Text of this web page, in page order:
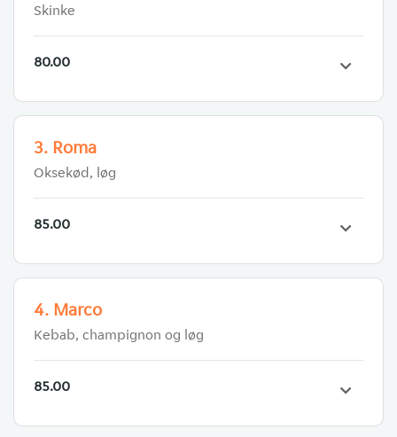
Skinke
80.00
3. Roma
Oksekød, løg
85.00
4. Marco
Kebab, champignon og løg
85.00